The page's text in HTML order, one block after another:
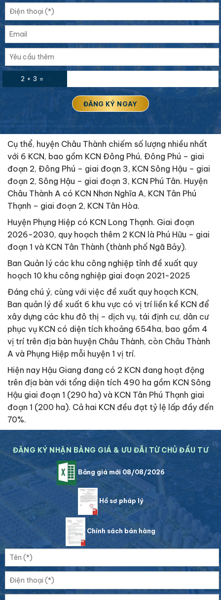
2 + 3 =
Cụ thể, huyện Châu Thành chiếm số lượng nhiều nhất
với 6 KCN, bao gồm KCN Đông Phú, Đông Phú – giai
đoạn 2, Đông Phú – giai đoạn 3, KCN Sông Hậu – giai
đoạn 2, Sông Hậu – giai đoạn 3, KCN Phú Tân. Huyện
Châu Thành A có KCN Nhơn Nghĩa A, KCN Tân Phú
Thạnh – giai đoạn 2, KCN Tân Hòa.
Huyện Phụng Hiệp có KCN Long Thạnh. Giai đoạn
2026-2030, quy hoạch thêm 2 KCN là Phú Hữu – giai
đoạn 1 và KCN Tân Thành (thành phố Ngã Bảy).
Ban Quản lý các khu công nghiệp tỉnh đề xuất quy
hoạch 10 khu công nghiệp giai đoạn 2021-2025
Đáng chú ý, cùng với việc đề xuất quy hoạch KCN,
Ban quản lý đề xuất 6 khu vực có vị trí liền kề KCN để
xây dựng các khu đô thị – dịch vụ, tái định cư, dân cư
phục vụ KCN có diện tích khoảng 654ha, bao gồm 4
vị trí trên địa bàn huyện Châu Thành, còn Châu Thành
A và Phụng Hiệp mỗi huyện 1 vị trí.
Hiện nay Hậu Giang đang có 2 KCN đang hoạt động
trên địa bàn với tổng diện tích 490 ha gồm KCN Sông
Hậu giai đoạn 1 (290 ha) và KCN Tân Phú Thạnh giai
đoạn 1 (200 ha). Cả hai KCN đều đạt tỷ lệ lấp đầy đến
70%.
ĐĂNG KÝ NHẬN BẢNG GIÁ & ƯU ĐÃI TỪ CHỦ ĐẦU TƯ
Bảng giá mới 08/08/2026
Hồ sơ pháp lý
Chính sách bán hàng